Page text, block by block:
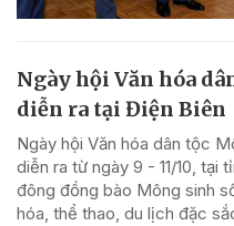
Ngày hội Văn hóa
diễn ra tại Điện Biên
Ngày hội Văn hóa dân tộc
diễn ra từ ngày 9 - 11/10, tại
đông đồng bào Mông sinh
hóa, thể thao, du lịch đặc